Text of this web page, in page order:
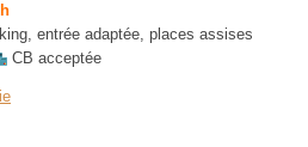
entrée adaptée, places assises
CB acceptée